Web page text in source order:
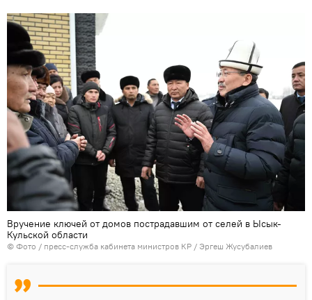
Вручение ключей от домов пострадавшим от селей в Ысык-
Кульской области
© Фото / пресс-служба кабинета министров КР / Эргеш Жусубалиев